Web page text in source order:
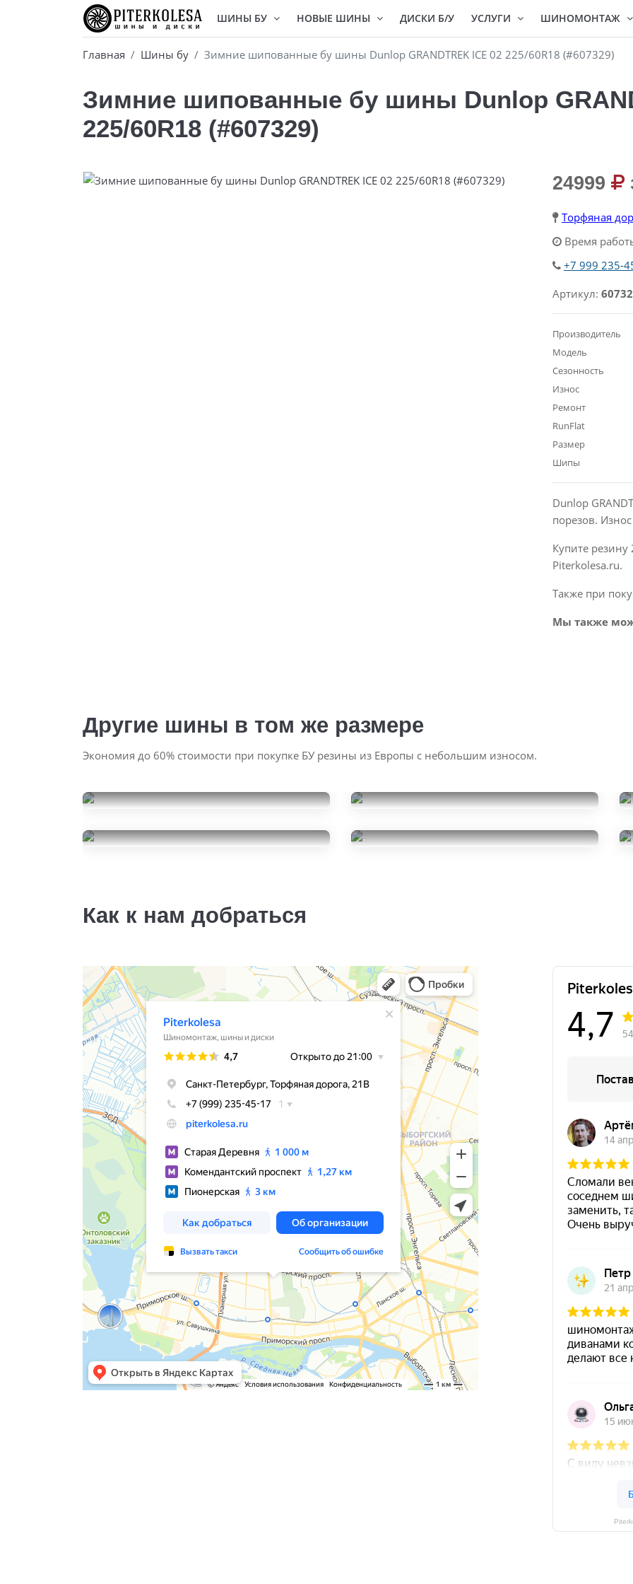
ШИНЫ БУ НОВЫЕ ШИНЫ ДИСКИ Б/У УСЛУГИ ШИНОМОНТАЖ
Главная Шины бу Зимние шипованные бу шины Dunlop GRANDTREK ICE 02 225/60R18 (#607329)
Зимние шипованные бу шины Dunlop
225/60R18 (#607329)
24999
Торфяная
Время
+7 999 235-
Артикул:
Производитель
Модель
Сезонность
Износ
Ремонт
RunFlat
Размер
Шипы
Dunlop
порезов.
Купите резину
Piterkolesa.ru.
Также при
Мы также
Другие шины в том же размере
Экономия до 60% стоимости при покупке БУ резины из Европы с небольшим износом.
225/60R18
225/60R18
Как к нам добраться